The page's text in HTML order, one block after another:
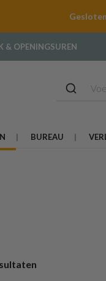
& OPENINGSUREN
BUREAU